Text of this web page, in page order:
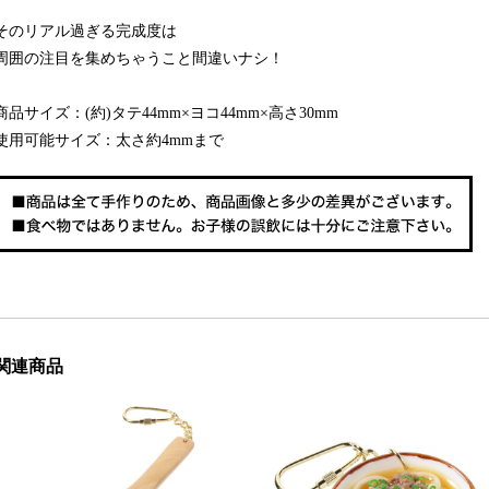
のリアル過ぎる完成度は
囲の注目を集めちゃうこと間違いナシ！
品サイズ：(約)タテ44mm×ヨコ44mm×高さ30mm
用可能サイズ：太さ約4mmまで
連商品